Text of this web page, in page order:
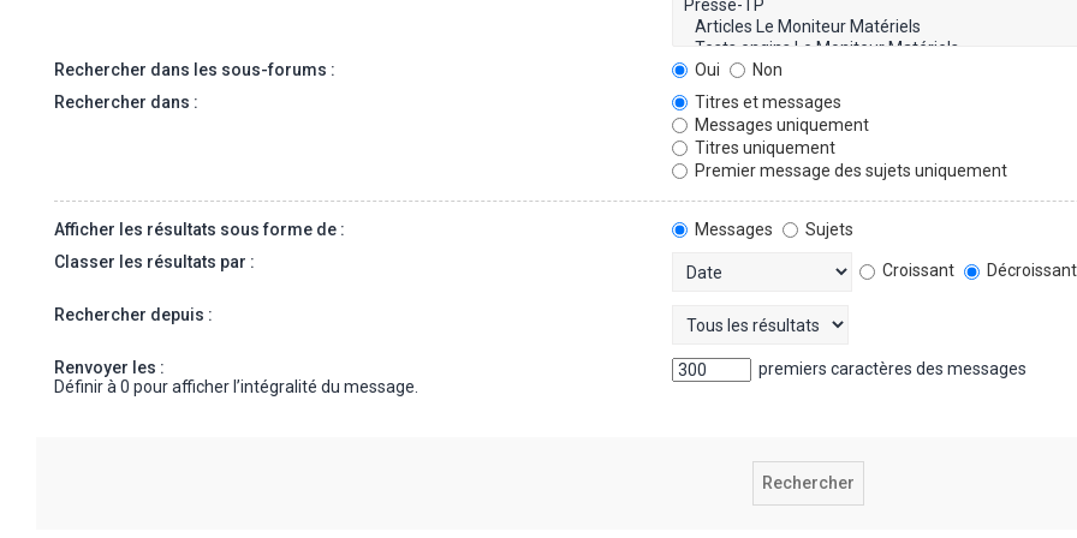
Rechercher dans les sous-forums : Oui
Non
Rechercher dans :
Titres et messages
Messages uniquement
Titres uniquement
Premier message des sujets uniquement
Afficher les résultats sous forme de : Messages
Sujets
Classer les résultats par :
Croissant Décroissant
Rechercher depuis :
Renvoyer les :
Définir à 0 pour afficher l’intégralité du message.
premiers caractères des messages